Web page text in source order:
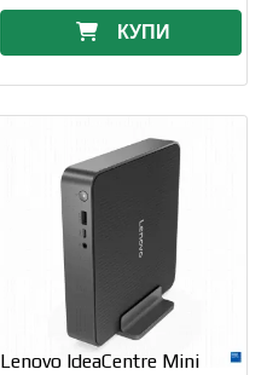
КУПИ
Lenovo IdeaCentre Mini